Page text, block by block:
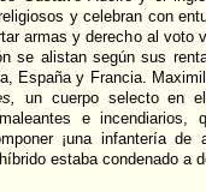
y celebran con
armas y derecho al voto
se alistan según sus
España y Francia.
un cuerpo selecto en
e incendiarios,
¡una infantería de
estaba condenado a